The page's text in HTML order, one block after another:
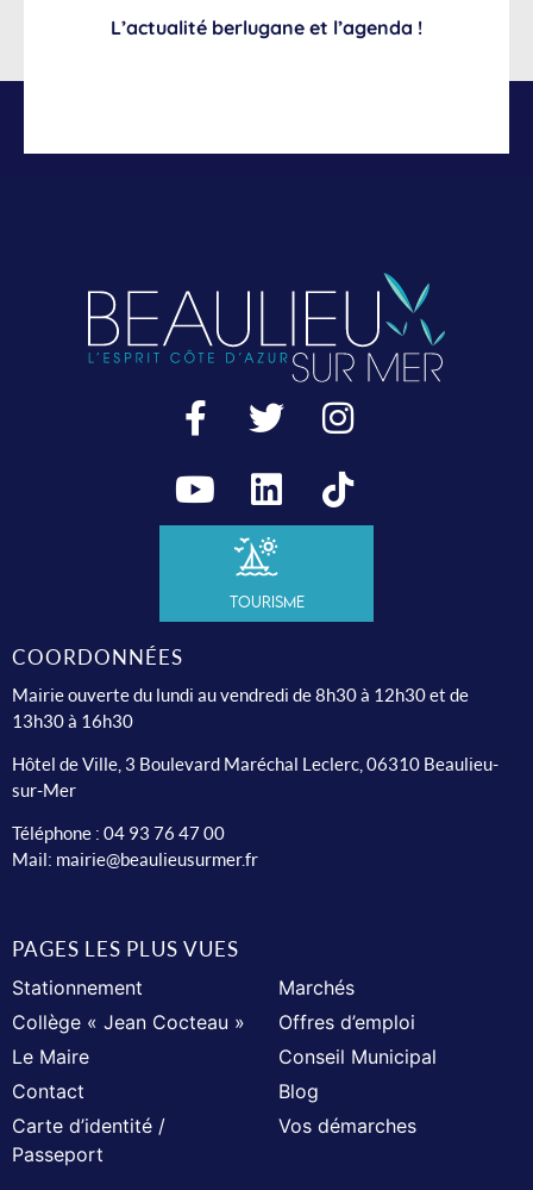
L’actualité berlugane et l’agenda !
Tourisme
COORDONNÉES
Mairie ouverte du lundi au vendredi de 8h30 à 12h30 et de
13h30 à 16h30
Hôtel de Ville, 3 Boulevard Maréchal Leclerc, 06310 Beaulieu-
sur-Mer
Téléphone : 04 93 76 47 00
Mail: mairie@beaulieusurmer.fr
PAGES LES PLUS VUES
Stationnement
Marchés
Collège « Jean Cocteau »
Offres d’emploi
Le Maire
Conseil Municipal
Contact
Blog
Carte d’identité /
Passeport
Vos démarches